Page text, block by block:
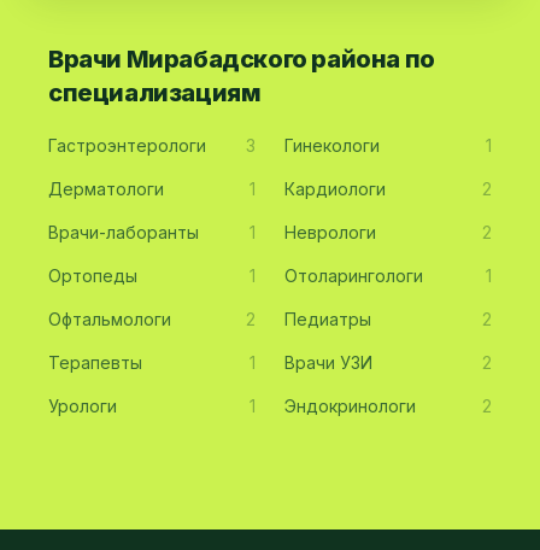
Врачи Мирабадского района по
специализациям
Гастроэнтерологи 3 Гинекологи 1
Дерматологи 1 Кардиологи 2
Врачи-лаборанты 1 Неврологи 2
Ортопеды 1 Отоларингологи 1
Офтальмологи 2 Педиатры 2
Терапевты 1 Врачи УЗИ 2
Урологи 1 Эндокринологи 2